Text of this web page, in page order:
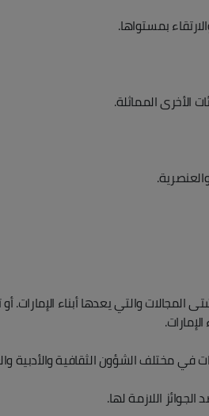
بمستواها.
الأخرى المماثلة.
المجالات والتي يعدها أبناء
مختلف الشؤون الثقافية والأدبية
اللازمة لها.